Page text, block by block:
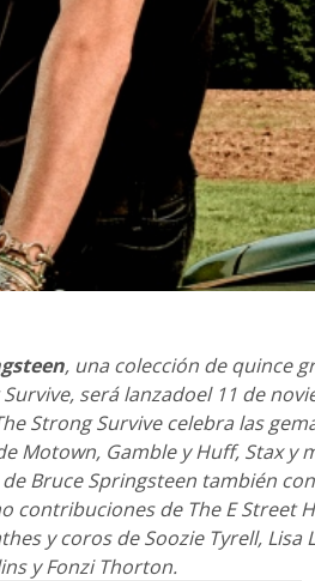
, una colección de quince
será lanzadoel 11 de
Strong Survive celebra las
Motown, Gamble y Huff, Stax y
Bruce Springsteen también
contribuciones de The E Street
y coros de Soozie Tyrell, Lisa
y Fonzi Thorton.